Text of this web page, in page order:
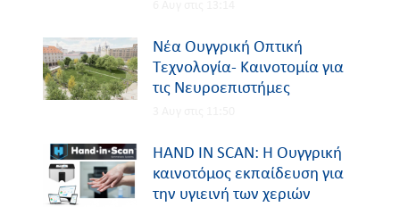
Νέα Ουγγρική Οπτική
Τεχνολογία- Καινοτομία για
τις Nευροεπιστήμες
HAND IN SCAN: Η Ουγγρική
καινοτόμος εκπαίδευση για
την υγιεινή των χεριών